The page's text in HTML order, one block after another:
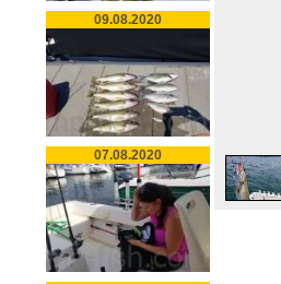
09.08.2020
07.08.2020